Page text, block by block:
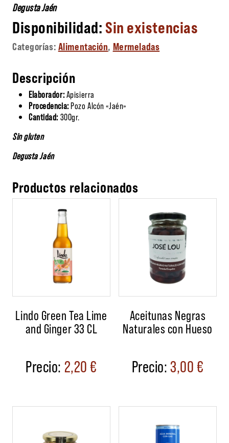
Degusta Jaén
Sin existencias
Categorías: Alimentación, Mermeladas
Descripción
Elaborador:Apisierra
Procedencia:Pozo Alcón «Jaén»
Cantidad: 300gr.
Sin gluten
Degusta Jaén
Productos relacionados
Lindo Green Tea Lime
and Ginger 33 CL
2,20€
Aceitunas Negras
Naturales con Hueso
3,00€